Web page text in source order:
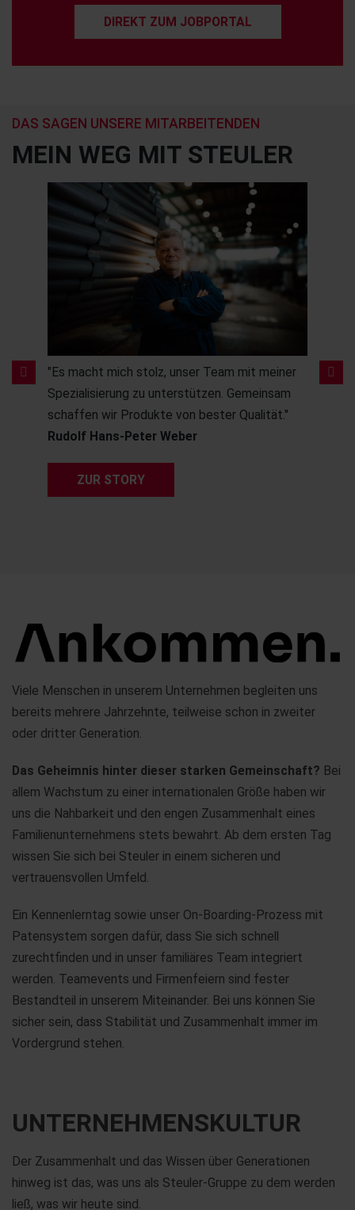
DIREKT ZUM JOBPORTAL
MEIN WEG MIT STEULER
DAS SAGEN UNSERE MITARBEITENDEN
"Es macht mich stolz, unser Team mit meiner
Spezialisierung zu unterstützen. Gemeinsam
schaffen wir Produkte von bester Qualität."
Rudolf Hans-Peter Weber
ZUR STORY
Viele Menschen in unserem Unternehmen begleiten uns
bereits mehrere Jahrzehnte, teilweise schon in zweiter
oder dritter Generation.
Das Geheimnis hinter dieser starken Gemeinschaft? Bei
allem Wachstum zu einer internationalen Größe haben wir
uns die Nahbarkeit und den engen Zusammenhalt eines
Familienunternehmens stets bewahrt. Ab dem ersten Tag
wissen Sie sich bei Steuler in einem sicheren und
vertrauensvollen Umfeld.
Ein Kennenlerntag sowie unser On-Boarding-Prozess mit
Patensystem sorgen dafür, dass Sie sich schnell
zurechtfinden und in unser familiäres Team integriert
werden. Teamevents und Firmenfeiern sind fester
Bestandteil in unserem Miteinander. Bei uns können Sie
sicher sein, dass Stabilität und Zusammenhalt immer im
Vordergrund stehen.
UNTER­NEHMENS­KULTUR
Der Zusammenhalt und das Wissen über Generationen
hinweg ist das, was uns als Steuler-Gruppe zu dem werden
ließ, was wir heute sind.